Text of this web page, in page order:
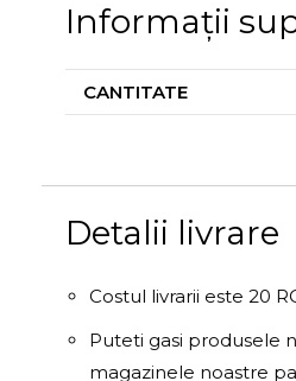
Informații
CANTITATE
Detalii livrare
Costul livrarii este 20
Puteti gasi produsele
magazinele noastre